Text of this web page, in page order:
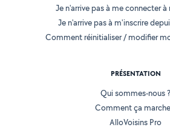
Je n'arrive pas à me connecter
Je n'arrive pas à m'inscrire
Comment réinitialiser / modifier
PRÉSENTATION
Qui sommes-nous ?
Comment ça
AlloVoisins Pro